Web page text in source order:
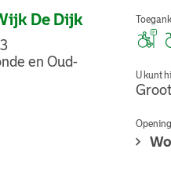
De Dijk
en Oud-
U kunt